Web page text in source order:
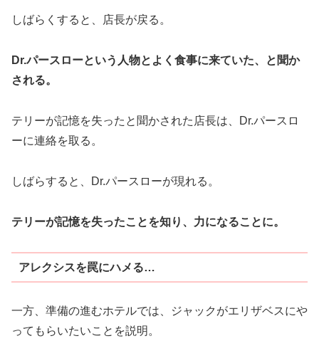
しばらくすると、店長が戻る。
Dr.パースローという人物とよく食事に来ていた、と聞か
される。
テリーが記憶を失ったと聞かされた店長は、Dr.パースロ
ーに連絡を取る。
しばらすると、Dr.パースローが現れる。
テリーが記憶を失ったことを知り、力になることに。
アレクシスを罠にハメる…
一方、準備の進むホテルでは、ジャックがエリザベスにや
ってもらいたいことを説明。